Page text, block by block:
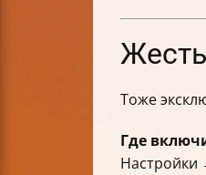
Тоже
Где
Настройки